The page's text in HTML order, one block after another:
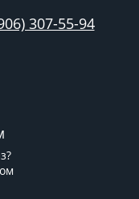
307-55-94